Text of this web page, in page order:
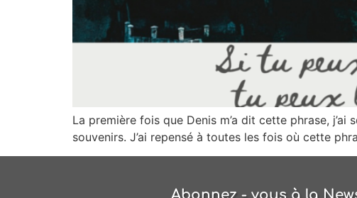
La première fois que Denis m’a dit cette phrase,
souvenirs. J’ai repensé à toutes les fois où cette
Abonnez - vous à la